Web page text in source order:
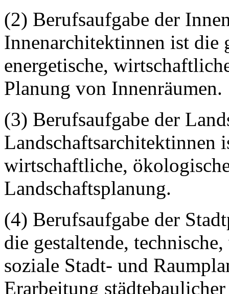
(2) Berufsaufgabe der
Innenarchitektinnen ist die
energetische,
Planung von Innenräumen.
(3) Berufsaufgabe der
Landschaftsarchitektinnen
wirtschaftliche,
Landschaftsplanung.
(4) Berufsaufgabe der
die gestaltende,
soziale Stadt- und
Erarbeitung